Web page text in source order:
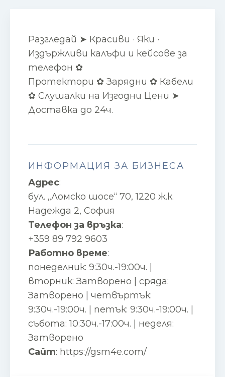
Разгледай ➤ Красиви · Яки ·
Издържливи калъфи и кейсове за
телефон ✿
Протектори ✿ Зарядни ✿ Кабели
✿ Слушалки на Изгодни Цени ➤
Доставка до 24ч.
ИНФОРМАЦИЯ ЗА БИЗНЕСА
Адрес:
бул. „Ломско шосе“ 70, 1220 ж.к.
Надежда 2, София
Телефон за връзка:
+359 89 792 9603
Работно време:
понеделник: 9:30ч.-19:00ч. |
вторник: Затворено | сряда:
Затворено | четвъртък:
9:30ч.-19:00ч. | петък: 9:30ч.-19:00ч. |
събота: 10:30ч.-17:00ч. | неделя:
Затворено
Сайт: https://gsm4e.com/